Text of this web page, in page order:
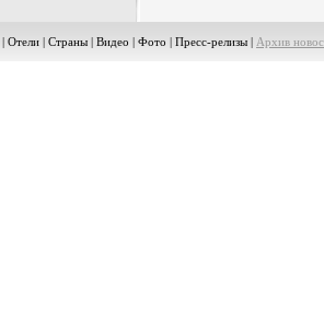
| Отели | Страны | Видео | Фото | Пресс-релизы | Архив